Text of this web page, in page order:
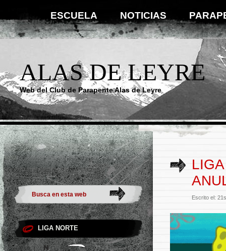
ESCUELA NOTICIAS
ALAS DE LEYRE
Web del Club de Parapente Alas de Leyre
LIGA NORTE
Escrito el: